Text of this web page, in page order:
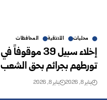
محليات اللاذقية المحافظات
إخلاء سبيل 39
تورطهم بجرائم بحق
يناير 8, 2026 يناير 8, 2026